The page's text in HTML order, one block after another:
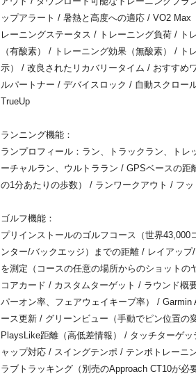
ップアラート / 暑熱と高度への適応 / VO2
レーニングステータス / トレーニング負荷 / ト
（有酸素） / トレーニング効果（無酸素） /
示） / 改良されたリカバリータイム / おすすめ
ルパートナー / デバイスロック / 自動スクロー
TrueUp
ランニング機能：
ランプロフィール：ラン、トラックラン、ト
ーチャルラン、ウルトララン / GPSベースの
の1分あたりの歩数） / ランワークアウト / フッ
ゴルフ機能：
プリインストールのゴルフコース（世界
ンター/バックエッジ）までの距離 / レイアッ
を測定（コースの任意の場所からのショット
コアカード / カスタムターゲット / ラウンド概
パーオン率、フェアウェイキープ率） /
ース更新 / グリーンビュー（手動でピン位置
PlaysLike距離（高低差情報） / タッチターゲ
ャップ対応 / スイングテンポ / テンポトレーニ
ラブトラッキング（別売のApproach CT10が必